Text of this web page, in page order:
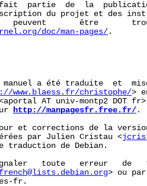
partie  de  la
du projet et des
peuvent       être
doc/man-pages/ .
a été traduite  et
www.blaess.fr/christophe/>
AT univ-montp2 DOT
http://manpagesfr.free.fr/ .
et corrections de la
par Julien Cristau <
traduction de Debian.
toute   erreur   de
> ou
fr.